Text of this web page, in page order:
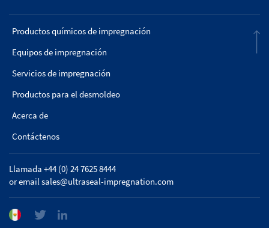
Productos químicos de impregnación
Equipos de impregnación
Servicios de impregnación
Productos para el desmoldeo
Acerca de
Contáctenos
Llamada +44 (0) 24 7625 8444
or emailsales@ultraseal-impregnation.com